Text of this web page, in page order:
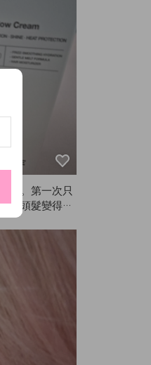
霜。第一次只
讓頭髮變得更
幾支備用。我
我梳開濕髮。
個產品！很
和媽媽一起
乾。